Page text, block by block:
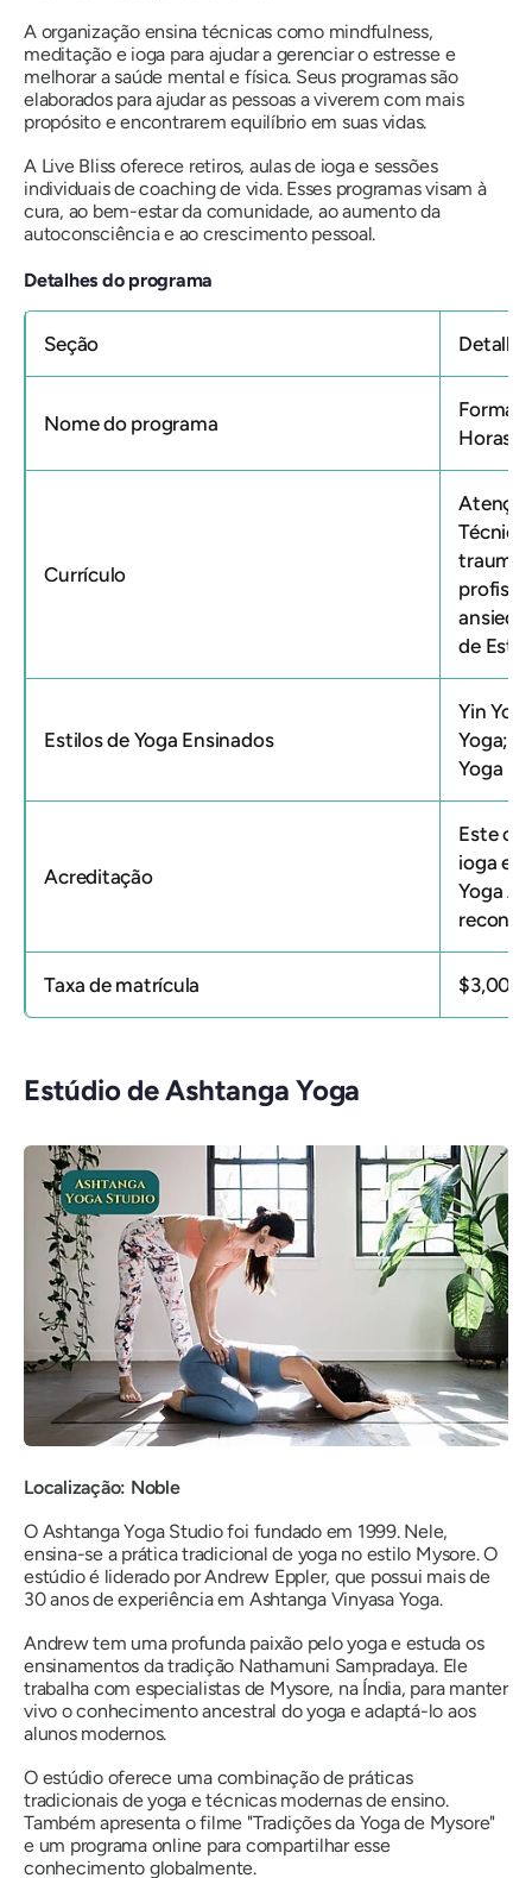
A organização ensina técnicas como mindfulness,
meditação e ioga para ajudar a gerenciar o estresse e
melhorar a saúde mental e física. Seus programas são
elaborados para ajudar as pessoas a viverem com mais
propósito e encontrarem equilíbrio em suas vidas.
A Live Bliss oferece retiros, aulas de ioga e sessões
individuais de coaching de vida. Esses programas visam à
cura, ao bem-estar da comunidade, ao aumento da
autoconsciência e ao crescimento pessoal.
Detalhes do programa
Seção
Nome do programa
Horas
Currículo
trauma;
de
Estilos de Yoga Ensinados
Yin
Yoga;
Yoga
Acreditação
Este
ioga
Yoga
Taxa de matrícula $3,000
Estúdio de Ashtanga Yoga
Localização: Noble
O Ashtanga Yoga Studio foi fundado em 1999. Nele,
ensina-se a prática tradicional de yoga no estilo Mysore. O
estúdio é liderado por Andrew Eppler, que possui mais de
30 anos de experiência em Ashtanga Vinyasa Yoga.
Andrew tem uma profunda paixão pelo yoga e estuda os
ensinamentos da tradição Nathamuni Sampradaya. Ele
trabalha com especialistas de Mysore, na Índia, para manter
vivo o conhecimento ancestral do yoga e adaptá-lo aos
alunos modernos.
O estúdio oferece uma combinação de práticas
tradicionais de yoga e técnicas modernas de ensino.
Também apresenta o filme "Tradições da Yoga de Mysore"
e um programa online para compartilhar esse
conhecimento globalmente.